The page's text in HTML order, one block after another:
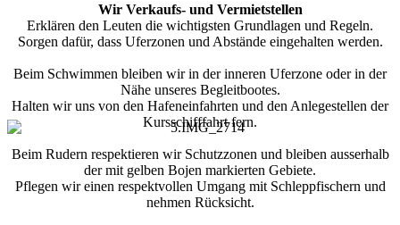
Wir Verkaufs- und Vermietstellen
Erklären den Leuten die wichtigsten Grundlagen und Regeln.
Sorgen dafür, dass Uferzonen und Abstände eingehalten werden.
Beim Schwimmen bleiben wir in der inneren Uferzone oder in der
Nähe unseres Begleitbootes.
Halten wir uns von den Hafeneinfahrten und den Anlegestellen der
Kursschifffahrt fern.
Beim Rudern respektieren wir Schutzzonen und bleiben ausserhalb
der mit gelben Bojen markierten Gebiete.
Pflegen wir einen respektvollen Umgang mit Schleppfischern und
nehmen Rücksicht.